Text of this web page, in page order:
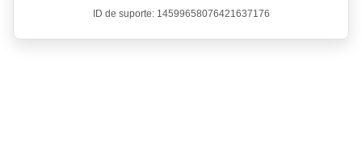
ID de suporte: 14599658076421637176